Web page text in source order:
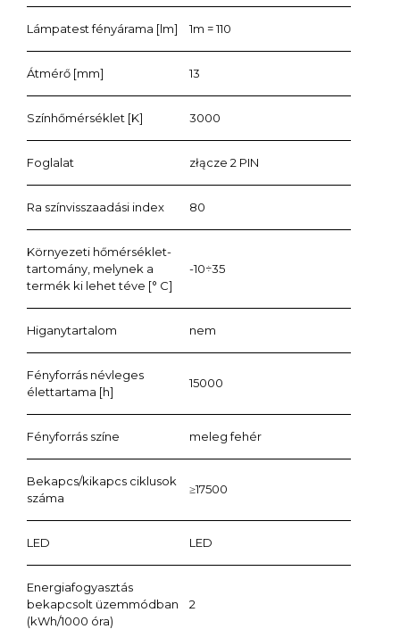
Lámpatest fényárama [lm] 1m = 110
Átmérő [mm] 13
Színhőmérséklet [K] 3000
Foglalat złącze 2 PIN
Ra színvisszaadási index 80
Környezeti hőmérséklet-
tartomány, melynek a
termék ki lehet téve [° C]
-10÷35
Higanytartalom nem
Fényforrás névleges
élettartama [h]
15000
Fényforrás színe meleg fehér
Bekapcs/kikapcs ciklusok
száma
≥17500
LED LED
Energiafogyasztás
bekapcsolt üzemmódban
(kWh/1000 óra)
2